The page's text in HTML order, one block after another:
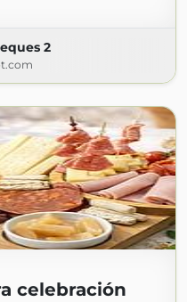
2
celebración